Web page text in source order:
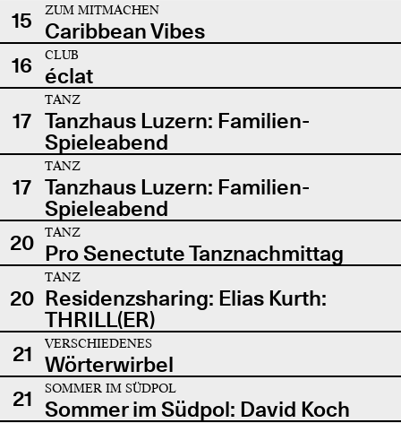
15
ZUM MITMACHEN
Caribbean Vibes
16
CLUB
éclat
17
TANZ
Tanzhaus Luzern: Familien-
Spieleabend
17
TANZ
Tanzhaus Luzern: Familien-
Spieleabend
20
TANZ
Pro Senectute Tanznachmittag
20
TANZ
Residenzsharing: Elias Kurth:
THRILL(ER)
21
VERSCHIEDENES
Wörterwirbel
21
SOMMER IM SÜDPOL
Sommer im Südpol: David Koch